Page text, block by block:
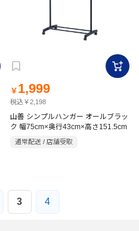
￥ 1,999
税込￥2,198
山善 シンプルハンガー オールブラッ
ク 幅75cm×奥行43cm×高さ151.5cm
通常配送 / 店舗受取
3 4